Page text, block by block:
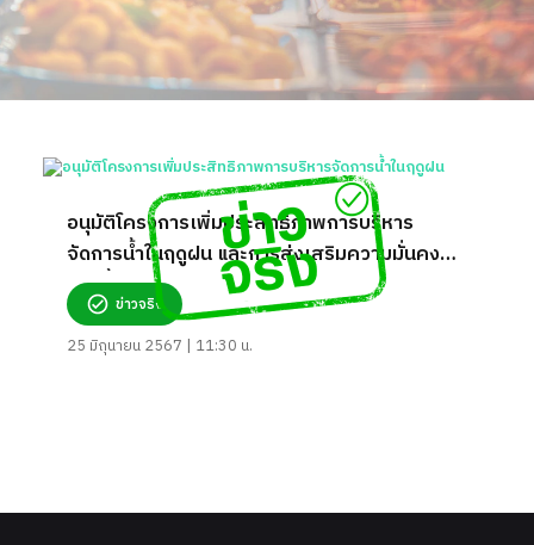
อนุมัติโครงการเพิ่มประสิทธิภาพการบริหาร
จัดการน้ำในฤดูฝน และการส่งเสริมความมั่นคง
ด้านน้ำอุปโภค จริงหรือ?
ข่าวจริง
25 มิถุนายน 2567 | 11:30 น.